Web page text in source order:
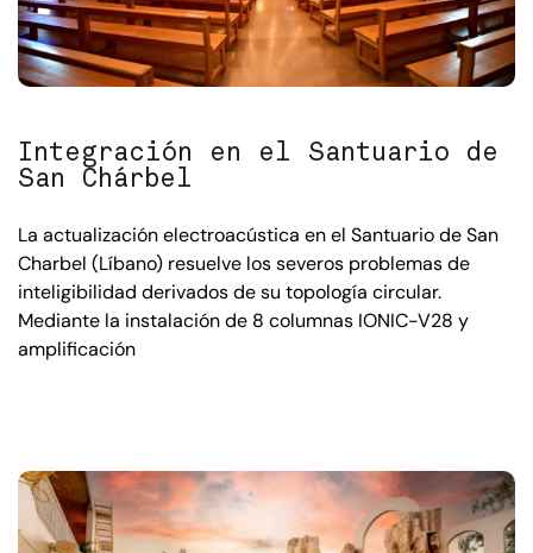
Integración en el Santuario de
San Chárbel
La actualización electroacústica en el Santuario de San
Charbel (Líbano) resuelve los severos problemas de
inteligibilidad derivados de su topología circular.
Mediante la instalación de 8 columnas IONIC-V28 y
amplificación